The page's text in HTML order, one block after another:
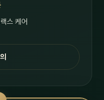
스 케어